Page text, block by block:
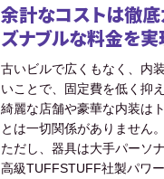
余計なコストは徹底
ズナブルな料金を実
古いビルで広くもなく、内
いことで、固定費を低く抑
綺麗な店舗や豪華な内装は
とは一切関係がありません。
ただし、器具は大手パーソ
高級TUFFSTUFF社製パワ